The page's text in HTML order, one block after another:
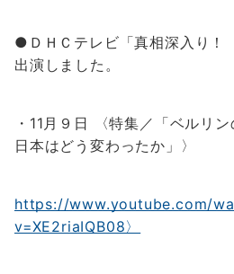
●ＤＨＣテレビ「真相深入り
出演しました。
・11月９日 〈特集／「ベルリ
日本はどう変わったか」〉
https://www.youtube.com/
v=XE2riaIQB08〉